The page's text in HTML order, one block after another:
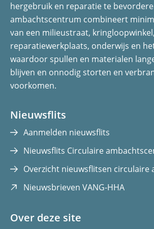
hergebruik en reparatie te
ambachtscentrum combineert
van een milieustraat, kringloopwinkel,
reparatiewerkplaats, onderwijs en
waardoor spullen en materialen
blijven en onnodig storten en
voorkomen.
Nieuwsflits
Aanmelden nieuwsflits
Nieuwsflits Circulaire
Overzicht nieuwsflitsen circulaire
Nieuwsbrieven VANG-HHA(opent
Over deze site